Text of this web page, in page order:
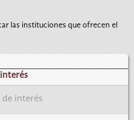
las instituciones que ofrecen el